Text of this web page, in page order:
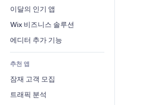
식품 및 음료
파일 공유
소식
버튼 & 메뉴
배너 및 배지
계산기
검색
일기예보
차트 및 표
메모
전화번호
커뮤니티
평가와 후기
CRM
이달의 인기 앱
Wix 비즈니스 솔루션
에디터 추가 기능
추천 앱
잠재 고객 모집
트래픽 분석